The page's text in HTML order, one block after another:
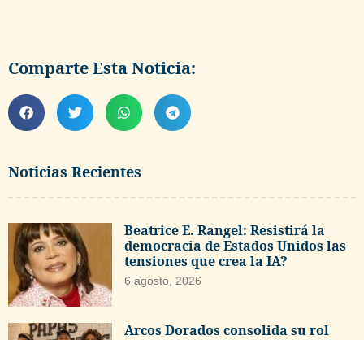
Noticias Recientes
Beatrice E. Rangel: Resistirá la
democracia de Estados Unidos las
tensiones que crea la IA?
6 agosto, 2026
Arcos Dorados consolida su rol
Comparte Esta Noticia: